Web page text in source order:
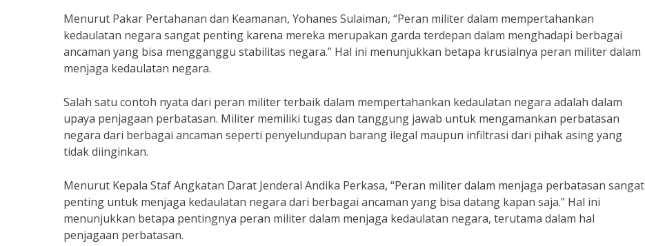
Menurut Pakar Pertahanan dan Keamanan, Yohanes Sulaiman, “Peran militer dalam mempertahankan
kedaulatan negara sangat penting karena mereka merupakan garda terdepan dalam menghadapi berbagai
ancaman yang bisa mengganggu stabilitas negara.” Hal ini menunjukkan betapa krusialnya peran militer dalam
menjaga kedaulatan negara.
Salah satu contoh nyata dari peran militer terbaik dalam mempertahankan kedaulatan negara adalah dalam
upaya penjagaan perbatasan. Militer memiliki tugas dan tanggung jawab untuk mengamankan perbatasan
negara dari berbagai ancaman seperti penyelundupan barang ilegal maupun infiltrasi dari pihak asing yang
tidak diinginkan.
Menurut Kepala Staf Angkatan Darat Jenderal Andika Perkasa, “Peran militer dalam menjaga perbatasan sangat
penting untuk menjaga kedaulatan negara dari berbagai ancaman yang bisa datang kapan saja.” Hal ini
menunjukkan betapa pentingnya peran militer dalam menjaga kedaulatan negara, terutama dalam hal
penjagaan perbatasan.